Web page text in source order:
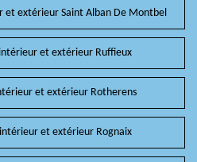
extérieur Saint Alban De Montbel
et extérieur Ruffieux
et extérieur Rotherens
et extérieur Rognaix